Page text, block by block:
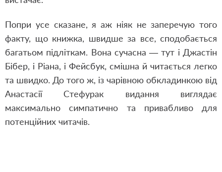
Попри усе сказане, я аж ніяк не заперечую того
факту, що книжка, швидше за все, сподобається
багатьом підліткам. Вона сучасна — тут і Джастін
Бібер, і Ріана, і Фейсбук, смішна й читається легко
та швидко. До того ж, із чарівною обкладинкою від
Анастасії Стефурак видання виглядає
максимально симпатично та привабливо для
потенційних читачів.